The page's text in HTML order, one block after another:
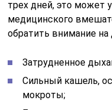
трех дней, это может
медицинского
обратить внимание
Затрудненное
Сильный кашель,
мокроты;